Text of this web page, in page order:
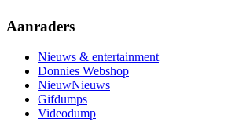
Aanraders
Nieuws & entertainment
Donnies Webshop
NieuwNieuws
Gifdumps
Videodump